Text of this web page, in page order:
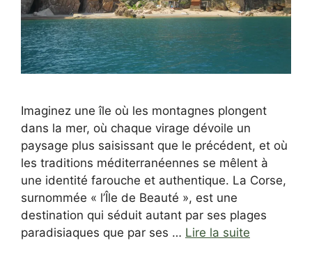
Imaginez une île où les montagnes plongent
dans la mer, où chaque virage dévoile un
paysage plus saisissant que le précédent, et où
les traditions méditerranéennes se mêlent à
une identité farouche et authentique. La Corse,
surnommée « l’Île de Beauté », est une
destination qui séduit autant par ses plages
paradisiaques que par ses … Lire la suite